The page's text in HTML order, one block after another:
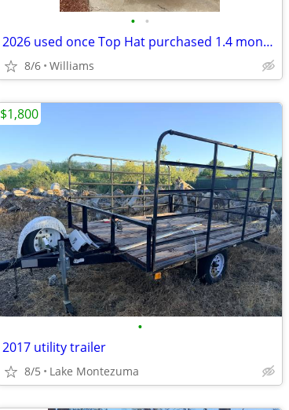
• •
2026 used once Top Hat purchased 1.4 months ago 3,100 all in used once
8/6 Williams
•
2017 utility trailer
8/5 Lake Montezuma
$1,800